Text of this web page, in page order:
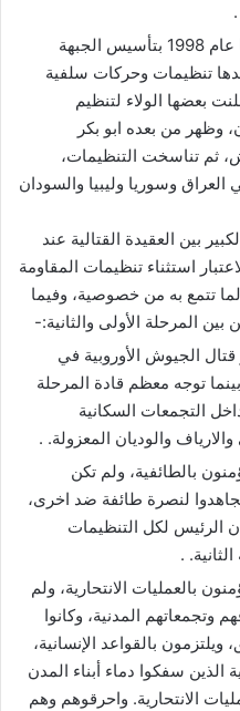
المرحلة الثانية: وجاءت ولادتها عام 1998 بتأسيس الجبهة
تنظيمات وحركات سلفية
بعضها الولاء لتنظيم
وظهر من بعده ابو بكر
ثم تناسخت التنظيمات،
وسوريا وليبيا والسودان
بين العقيدة القتالية عند
استثناء تنظيمات المقاومة
تتمع به من خصوصية، وفيما
بين المرحلة الأولى والثانية:-
الجيوش الأوروبية في
توجه معظم قادة المرحلة
التجمعات السكانية
والوديان المعزولة. .
بالطائفية، ولم تكن
لنصرة طائفة ضد اخرى،
الرئيس لكل التنظيمات
.
بالعمليات الانتحارية، ولم
المدنية، وكانوا
بالقواعد الإنسانية،
الذين سفكوا دماء أبناء المدن
الانتحارية. واحرقوهم وهم